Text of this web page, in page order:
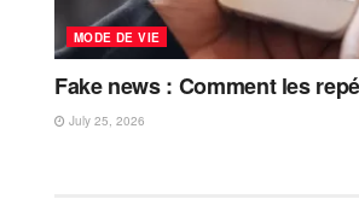
MODE DE VIE
Fake news : Comment les
July 25, 2026